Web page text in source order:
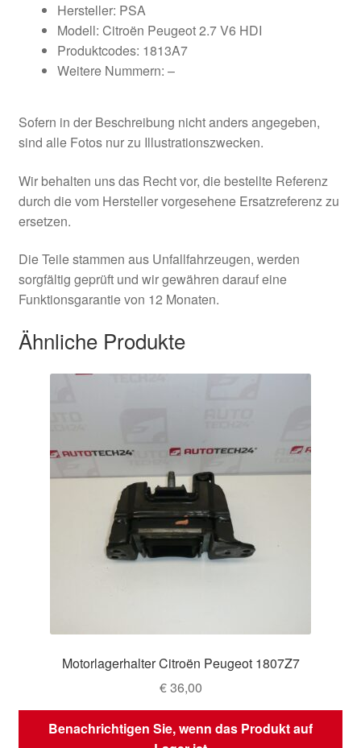
Hersteller: PSA
Modell: Citroën Peugeot 2.7 V6 HDI
Produktcodes: 1813A7
Weitere Nummern: –
Sofern in der Beschreibung nicht anders angegeben,
sind alle Fotos nur zu Illustrationszwecken.
Wir behalten uns das Recht vor, die bestellte Referenz
durch die vom Hersteller vorgesehene Ersatzreferenz zu
ersetzen.
Die Teile stammen aus Unfallfahrzeugen, werden
sorgfältig geprüft und wir gewähren darauf eine
Funktionsgarantie von 12 Monaten.
Ähnliche Produkte
Motorlagerhalter Citroën Peugeot 1807Z7
€36,00
Benachrichtigen Sie, wenn das Produkt auf